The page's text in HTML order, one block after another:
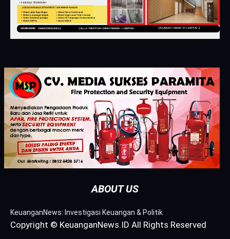
ABOUT US
KeuanganNews: Investigasi Keuangan & Politik
Copyright © KeuanganNews.ID All Rights Reserved